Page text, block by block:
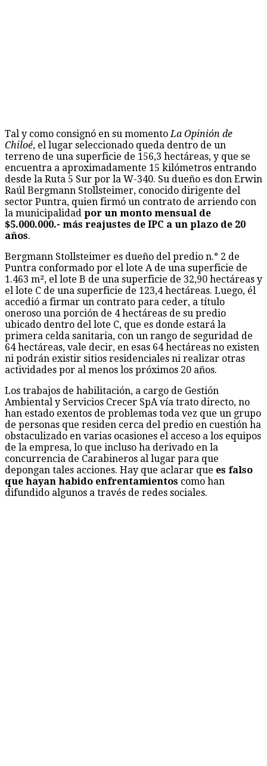
Tal y como consignó en su momento La Opinión de
Chiloé, el lugar seleccionado queda dentro de un
terreno de una superficie de 156,3 hectáreas, y que se
encuentra a aproximadamente 15 kilómetros entrando
desde la Ruta 5 Sur por la W-340. Su dueño es don Erwin
Raúl Bergmann Stollsteimer, conocido dirigente del
sector Puntra, quien firmó un contrato de arriendo con
la municipalidad por un monto mensual de
$5.000.000.- más reajustes de IPC a un plazo de 20
años.
Bergmann Stollsteimer es dueño del predio n.° 2 de
Puntra conformado por el lote A de una superficie de
1.463 m², el lote B de una superficie de 32,90 hectáreas y
el lote C de una superficie de 123,4 hectáreas. Luego, él
accedió a firmar un contrato para ceder, a título
oneroso una porción de 4 hectáreas de su predio
ubicado dentro del lote C, que es donde estará la
primera celda sanitaria, con un rango de seguridad de
64 hectáreas, vale decir, en esas 64 hectáreas no existen
ni podrán existir sitios residenciales ni realizar otras
actividades por al menos los próximos 20 años.
Los trabajos de habilitación, a cargo de Gestión
Ambiental y Servicios Crecer SpA vía trato directo, no
han estado exentos de problemas toda vez que un grupo
de personas que residen cerca del predio en cuestión ha
obstaculizado en varias ocasiones el acceso a los equipos
de la empresa, lo que incluso ha derivado en la
concurrencia de Carabineros al lugar para que
depongan tales acciones. Hay que aclarar que es falso
que hayan habido enfrentamientos como han
difundido algunos a través de redes sociales.